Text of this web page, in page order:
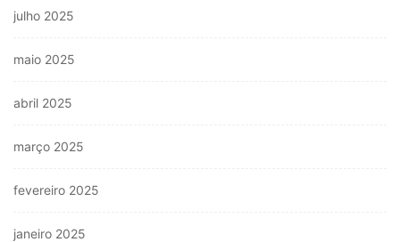
julho 2025
maio 2025
abril 2025
março 2025
fevereiro 2025
janeiro 2025